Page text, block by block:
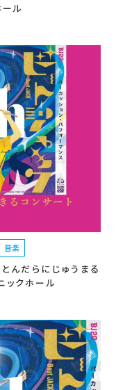
ル
音楽
んだらにじゅうまる
ックホール